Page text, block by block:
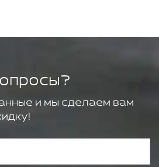
и мы сделаем вам